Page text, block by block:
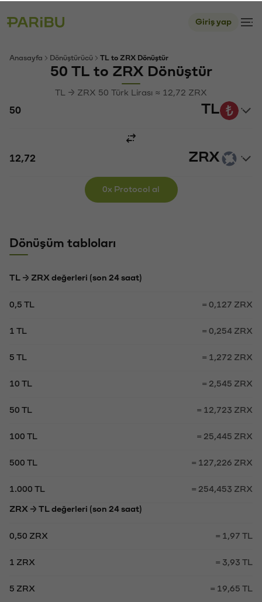
Giriş yap
Anasayfa Dönüştürücü TL to ZRX Dönüştür
50 TL to ZRX Dönüştür
TL → ZRX 50 Türk Lirası ≈ 12,72 ZRX
TL
ZRX
0x Protocol al
Dönüşüm tabloları
TL → ZRX değerleri (son 24 saat)
0,5 TL = 0,127 ZRX
1 TL = 0,254 ZRX
5 TL = 1,272 ZRX
10 TL = 2,545 ZRX
50 TL = 12,723 ZRX
100 TL = 25,445 ZRX
500 TL = 127,226 ZRX
1.000 TL = 254,453 ZRX
ZRX → TL değerleri (son 24 saat)
0,50 ZRX = 1,97 TL
1 ZRX = 3,93 TL
5 ZRX = 19,65 TL